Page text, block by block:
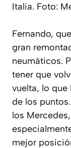
Italia. Foto:
Fernando,
gran
neumáticos.
tener que
vuelta, lo que
de los
los
mejor